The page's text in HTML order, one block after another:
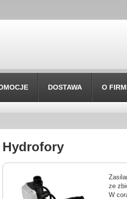
DOSTAWA O
Hydrofory
ze
W